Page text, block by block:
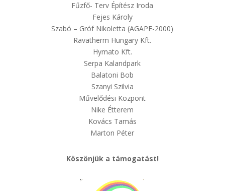
Fűzfő- Terv Építész Iroda
Fejes Károly
Szabó – Gróf Nikoletta (AGAPE-2000)
Ravatherm Hungary Kft.
Hymato Kft.
Serpa Kalandpark
Balatoni Bob
Szanyi Szilvia
Művelődési Központ
Nike Étterem
Kovács Tamás
Marton Péter
Köszönjük a támogatást!